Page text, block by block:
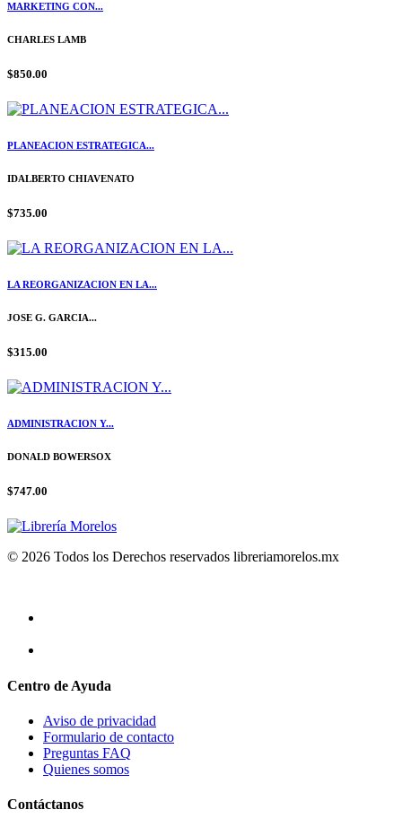
MARKETING CON...
CHARLES LAMB
$850.00
PLANEACION ESTRATEGICA...
IDALBERTO CHIAVENATO
$735.00
LA REORGANIZACION EN LA...
JOSE G. GARCIA...
$315.00
ADMINISTRACION Y...
DONALD BOWERSOX
$747.00
© 2026 Todos los Derechos reservados libreriamorelos.mx
Centro de Ayuda
Aviso de privacidad
Formulario de contacto
Preguntas FAQ
Quienes somos
Contáctanos